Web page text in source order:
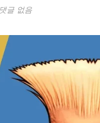
댓글 없음